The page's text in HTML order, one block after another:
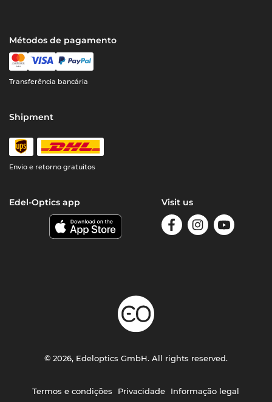
Métodos de pagamento
Transferência bancária
Shipment
Envio e retorno gratuitos
Edel-Optics app Visit us
Termos e condições Privacidade Informação legal
© 2026, Edeloptics GmbH. All rights reserved.